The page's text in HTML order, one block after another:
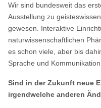
Wir sind bundesweit das
Ausstellung zu
gewesen. Interaktive
naturwissenschaftlichen
es schon viele, aber bis
Sprache und
Sind in der Zukunft neue
irgendwelche anderen